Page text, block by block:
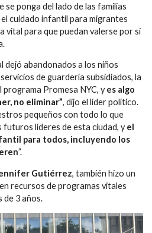
se ponga del lado de las familias
cuidado infantil para migrantes
vital para que puedan valerse por sí
dejó abandonados a los niños
de guardería subsidiados, la
programa Promesa NYC, yes algo
no eliminar”, dijo el líder político.
pequeños con todo lo que
futuros líderes de esta ciudad, yel
para todos, incluyendo los
”.
Gutiérrez, también hizo un
recursos de programas vitales
de 3 años.